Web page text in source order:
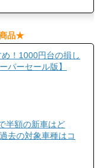
品★​
！1000円台の損し
パーセール版】
半額の新車はど
去の対象車種はコ